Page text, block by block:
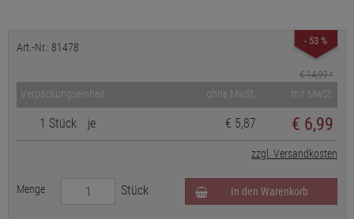
- 53 %
Art.-Nr.: 81478
€ 14,99*
Verpackungseinheit ohne MwSt. mit MwSt.
1 Stück je € 5,87 € 6,99
zzgl. Versandkosten
Menge Stück In den Warenkorb